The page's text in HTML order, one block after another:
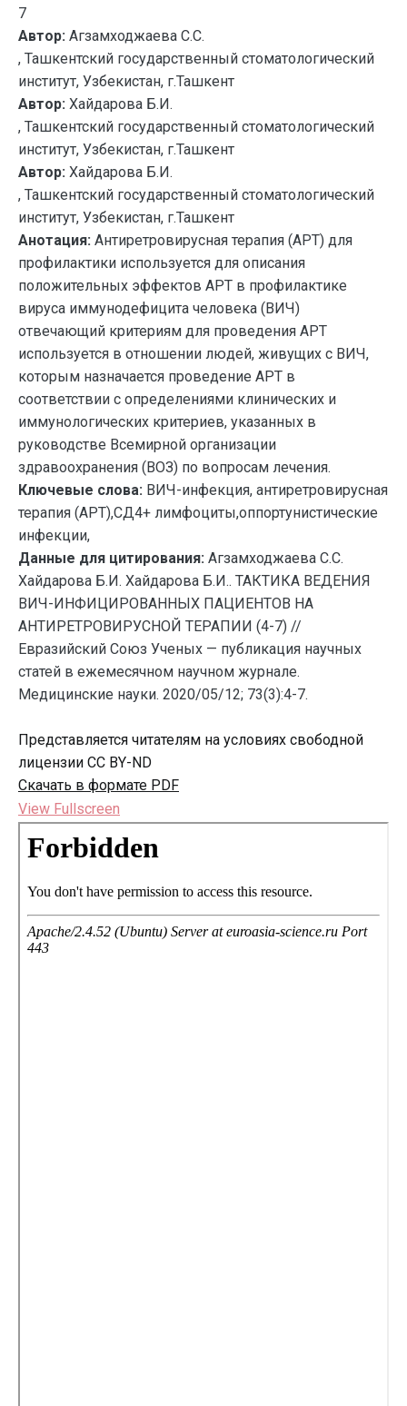
7
Автор: Агзамходжаева С.С.
, Ташкентский государственный стоматологический
институт, Узбекистан, г.Ташкент
Автор: Хайдарова Б.И.
, Ташкентский государственный стоматологический
институт, Узбекистан, г.Ташкент
Автор: Хайдарова Б.И.
, Ташкентский государственный стоматологический
институт, Узбекистан, г.Ташкент
Анотация: Антиретровирусная терапия (АРТ) для
профилактики используется для описания
положительных эффектов АРТ в профилактике
вируса иммунодефицита человека (ВИЧ)
отвечающий критериям для проведения АРТ
используется в отношении людей, живущих с ВИЧ,
которым назначается проведение АРТ в
соответствии с определениями клинических и
иммунологических критериев, указанных в
руководстве Всемирной организации
здравоохранения (ВОЗ) по вопросам лечения.
Ключевые слова: ВИЧ-инфекция, антиретровирусная
терапия (АРТ),СД4+ лимфоциты,оппортунистические
инфекции,
Данные для цитирования: Агзамходжаева С.С.
Хайдарова Б.И. Хайдарова Б.И.. ТАКТИКА ВЕДЕНИЯ
ВИЧ-ИНФИЦИРОВАННЫХ ПАЦИЕНТОВ НА
АНТИРЕТРОВИРУСНОЙ ТЕРАПИИ (4-7) //
Евразийский Союз Ученых — публикация научных
статей в ежемесячном научном журнале.
Медицинские науки. 2020/05/12; 73(3):4-7.
Представляется читателям на условиях свободной
лицензии CC BY-ND
Скачать в формате PDF
View Fullscreen
Перейти
содержимому